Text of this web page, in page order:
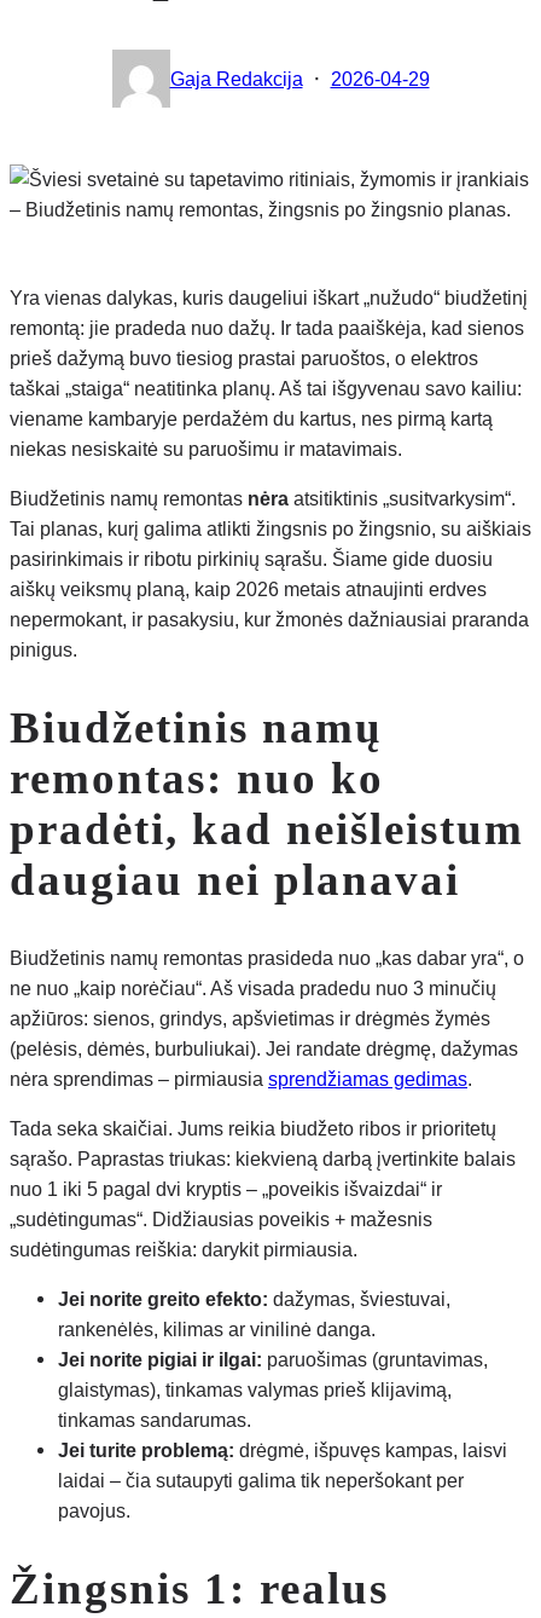
Gaja Redakcija · 2026-04-29
Yra vienas dalykas, kuris daugeliui iškart „nužudo“ biudžetinį
remontą: jie pradeda nuo dažų. Ir tada paaiškėja, kad sienos
prieš dažymą buvo tiesiog prastai paruoštos, o elektros
taškai „staiga“ neatitinka planų. Aš tai išgyvenau savo kailiu:
viename kambaryje perdažėm du kartus, nes pirmą kartą
niekas nesiskaitė su paruošimu ir matavimais.
Biudžetinis namų remontas nėra atsitiktinis „susitvarkysim“.
Tai planas, kurį galima atlikti žingsnis po žingsnio, su aiškiais
pasirinkimais ir ribotu pirkinių sąrašu. Šiame gide duosiu
aiškų veiksmų planą, kaip 2026 metais atnaujinti erdves
nepermokant, ir pasakysiu, kur žmonės dažniausiai praranda
pinigus.
Biudžetinis namų
remontas: nuo ko
pradėti, kad neišleistum
daugiau nei planavai
Biudžetinis namų remontas prasideda nuo „kas dabar yra“, o
ne nuo „kaip norėčiau“. Aš visada pradedu nuo 3 minučių
apžiūros: sienos, grindys, apšvietimas ir drėgmės žymės
(pelėsis, dėmės, burbuliukai). Jei randate drėgmę, dažymas
nėra sprendimas – pirmiausia sprendžiamas gedimas.
Tada seka skaičiai. Jums reikia biudžeto ribos ir prioritetų
sąrašo. Paprastas triukas: kiekvieną darbą įvertinkite balais
nuo 1 iki 5 pagal dvi kryptis – „poveikis išvaizdai“ ir
„sudėtingumas“. Didžiausias poveikis + mažesnis
sudėtingumas reiškia: darykit pirmiausia.
Jei norite greito efekto: dažymas, šviestuvai,
rankenėlės, kilimas ar vinilinė danga.
Jei norite pigiai ir ilgai: paruošimas (gruntavimas,
glaistymas), tinkamas valymas prieš klijavimą,
tinkamas sandarumas.
Jei turite problemą: drėgmė, išpuvęs kampas, laisvi
laidai – čia sutaupyti galima tik neperšokant per
pavojus.
Žingsnis 1: realus